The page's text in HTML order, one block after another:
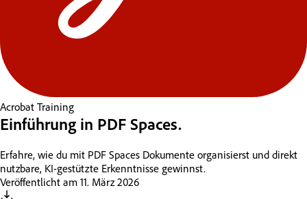
Acrobat Training
Einführung in PDF Spaces.
Erfahre, wie du mit PDF Spaces Dokumente organisierst und direkt
nutzbare, KI-gestützte Erkenntnisse gewinnst.
Veröffentlicht am 11. März 2026